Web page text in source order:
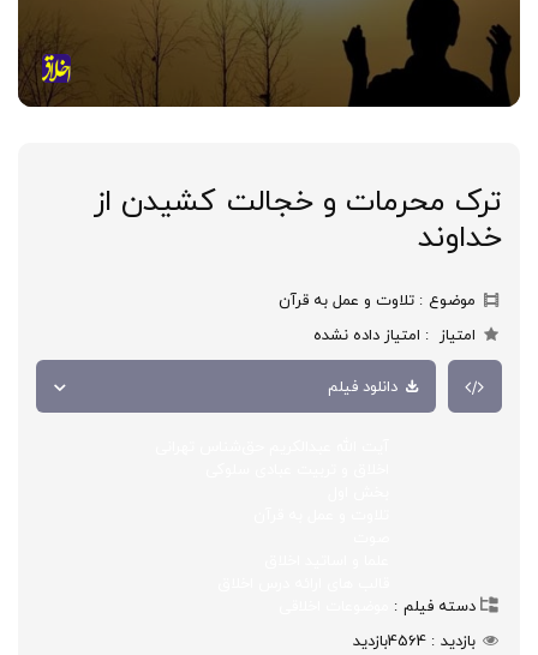
ترک محرمات و خجالت کشیدن از
خداوند
موضوع
تلاوت و عمل به قرآن
امتیاز
امتیاز داده نشده
دانلود فیلم
دسته فیلم
بازدید
4564بازدید